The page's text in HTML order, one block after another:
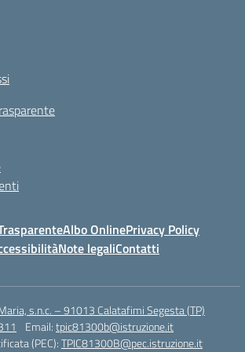
Albo OnlinePrivacy Policy
Note legaliContatti
s.n.c. – 91013 Calatafimi Segesta (TP)
Email:tpic81300b@istruzione.it
(PEC):TPIC81300B@pec.istruzione.it